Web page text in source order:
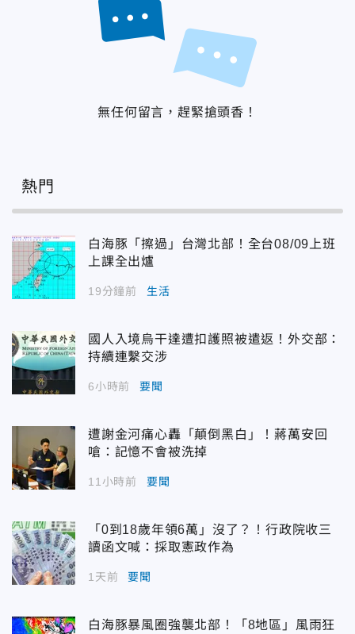
無任何留言，趕緊搶頭香！
熱門
白海豚「擦過」台灣北部！全台08/09上班
上課全出爐
19分鐘前 生活
國人入境烏干達遭扣護照被遣返！外交部：
持續連繫交涉
6小時前 要聞
遭謝金河痛心轟「顛倒黑白」！蔣萬安回
嗆：記憶不會被洗掉
11小時前 要聞
「0到18歲年領6萬」沒了？！行政院收三
讀函文喊：採取憲政作為
1天前 要聞
白海豚暴風圈強襲北部！「8地區」風雨狂